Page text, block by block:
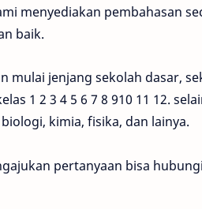
menyediakan pembahasan
baik.
mulai jenjang sekolah dasar,
1 2 3 4 5 6 7 8 910 11 12.
kimia, fisika, dan lainya.
pertanyaan bisa